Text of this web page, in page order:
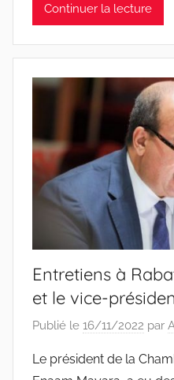
Continuer la lecture
Entretiens à
et le vice-
Publié le 16/11/2022 par
Le président de la